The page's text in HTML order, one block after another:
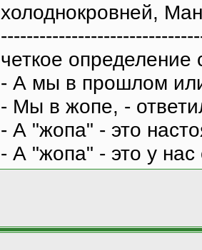
холоднокровней,
четкое
- А мы в прошлом
- Мы в жопе, -
- А "жопа" - это
- А "жопа" - это у